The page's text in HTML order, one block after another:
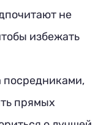
не
избежать
прямых